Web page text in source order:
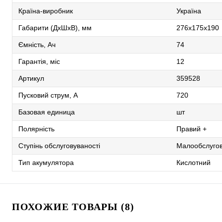
Країна-виробник Україна
Габарити (ДхШхВ), мм 276х175х190
Ємність, Ач 74
Гарантія, міс 12
Артикул 359528
Пусковий струм, А 720
Базовая единица шт
Полярність Правий +
Ступінь обслуговуваності
Тип акумулятора Кислотний
ПОХОЖИЕ ТОВАРЫ (8)